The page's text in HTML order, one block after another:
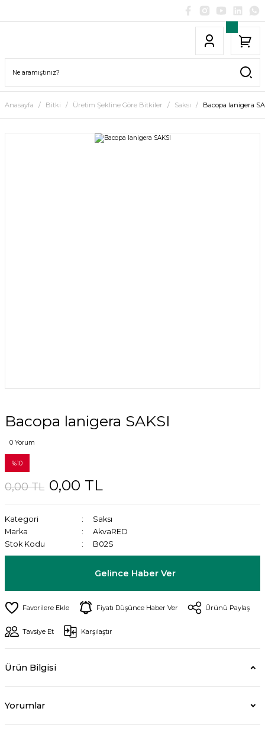
Anasayfa Bitki Üretim Şekline Göre Bitkiler Saksı Bacopa lanigera
Bacopa lanigera SAKSI
0 Yorum
%10
0,00 TL 0,00 TL
Kategori
Saksı
Marka
AkvaRED
Stok Kodu
B02S
Gelince Haber Ver
Fiyatı Düşünce Haber Ver Ürünü Paylaş
Tavsiye Et Karşılaştır
Ürün Bilgisi
Yorumlar